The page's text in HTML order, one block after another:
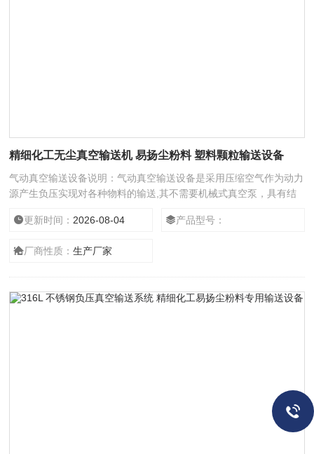
精细化工无尘真空输送机 易扬尘粉料 塑料颗粒输送设备
气动真空输送设备说明：气动真空输送设备是采用压缩空气作为动力
源产生负压实现对各种物料的输送,其不需要机械式真空泵，具有结
GMP要求等优点。真空发生器产生的高真空，使被输送的物料杜绝
充机、干法制粒机、包装机、粉碎机、振动筛及反应釜等设备自动上
更新时间： 2026-08-04 产品型号：
厂商性质：生产厂家